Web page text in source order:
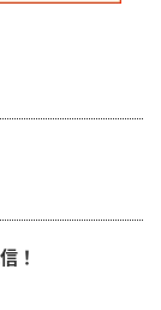
！